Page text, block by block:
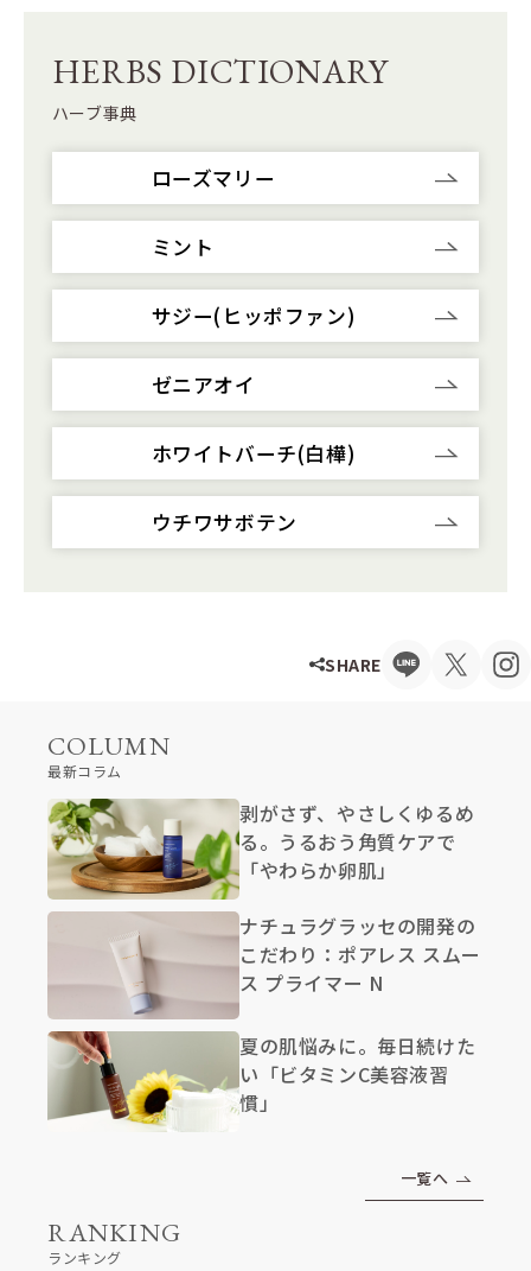
SHARE
COLUMN
最新コラム
剥がさず、やさしくゆるめ
る。うるおう角質ケアで
「やわらか卵肌」
ナチュラグラッセの開発の
こだわり：ポアレス スムー
ス プライマー N
夏の肌悩みに。毎日続けた
い「ビタミンC美容液習
慣」
一覧へ
RANKING
ランキング